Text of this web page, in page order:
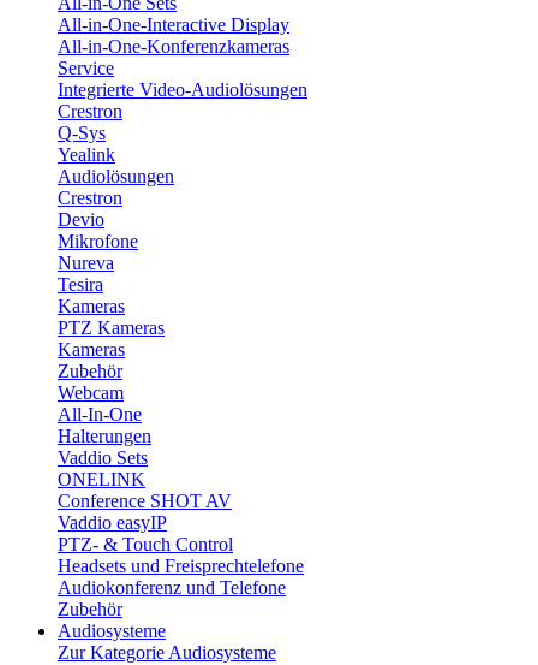
All-in-One-Interactive Display
All-in-One-Konferenzkameras
Service
Integrierte Video-Audiolösungen
Crestron
Q-Sys
Yealink
Audiolösungen
Crestron
Devio
Mikrofone
Nureva
Tesira
Kameras
PTZ Kameras
Kameras
Zubehör
Webcam
All-In-One
Halterungen
Vaddio Sets
ONELINK
Conference SHOT AV
Vaddio easyIP
PTZ- & Touch Control
Headsets und Freisprechtelefone
Audiokonferenz und Telefone
Zubehör
Audiosysteme
Zur Kategorie Audiosysteme